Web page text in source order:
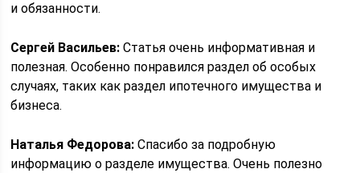
и обязанности.
Сергей Васильев: Статья очень информативная и
полезная. Особенно понравился раздел об особых
случаях, таких как раздел ипотечного имущества и
бизнеса.
Наталья Федорова: Спасибо за подробную
информацию о разделе имущества. Очень полезно